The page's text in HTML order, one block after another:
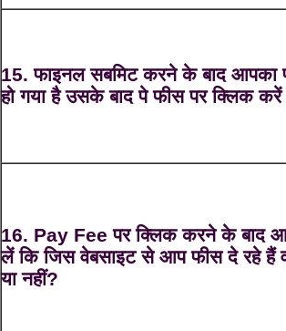
15. फाइनल सबमिट करने के बाद आपका
हो गया है उसके बाद पे फीस पर क्लिक
16. Pay Fee पर क्लिक करने के बाद
लें कि जिस वेबसाइट से आप फीस दे रहे हैं
या नहीं?